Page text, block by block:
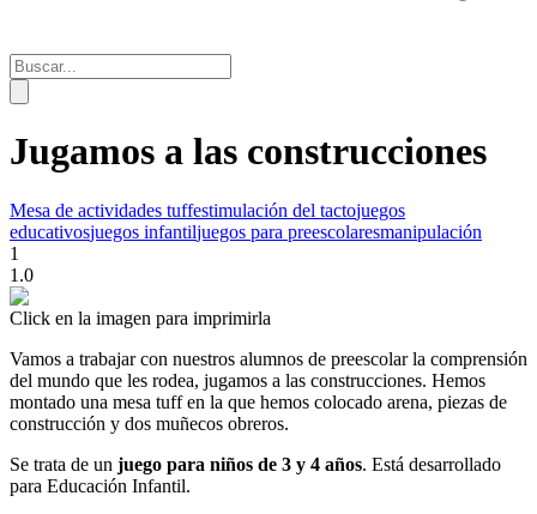
Jugamos a las construcciones
Mesa de actividades tuffestimulación del tactojuegos
educativosjuegos infantiljuegos para preescolaresmanipulación
1
1.0
Click en la imagen para imprimirla
Vamos a trabajar con nuestros alumnos de preescolar la comprensión
del mundo que les rodea, jugamos a las construcciones. Hemos
montado una mesa tuff en la que hemos colocado arena, piezas de
construcción y dos muñecos obreros.
Se trata de un juego para niños de 3 y 4 años. Está desarrollado
para Educación Infantil.